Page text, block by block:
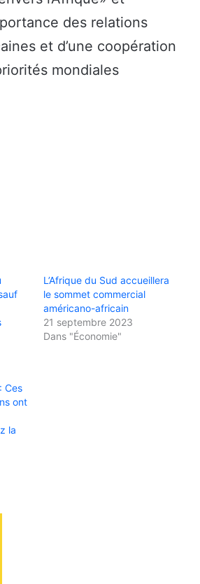
des relations
et d’une coopération
mondiales
L’Afrique du Sud accueillera
le sommet commercial
américano-africain
21 septembre 2023
Dans "Économie"
Ces
ont
la